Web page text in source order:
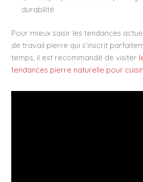
durabilité
Pour mieux saisir les tendances
de travail pierre qui s’inscrit
temps, il est recommandé de visiter
tendances pierre naturelle pour